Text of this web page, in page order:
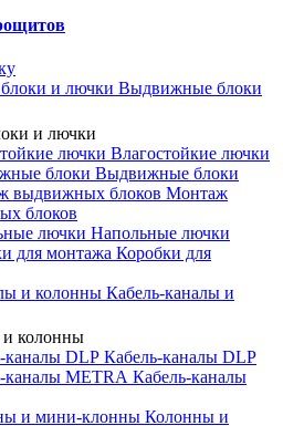
Выдвижные блоки
и лючки
Влагостойкие лючки
Выдвижные блоки
Монтаж
блоков
Напольные лючки
Коробки для
Кабель-каналы и
и колонны
Кабель-каналы DLP
Кабель-каналы
Колонны и